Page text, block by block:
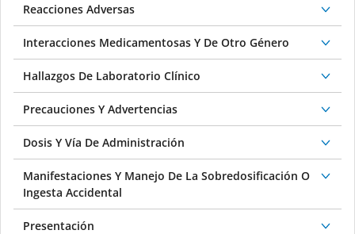
Reacciones Adversas
Interacciones Medicamentosas Y De Otro Género
Hallazgos De Laboratorio Clínico
Precauciones Y Advertencias
Dosis Y Vía De Administración
Manifestaciones Y Manejo De La Sobredosificación O
Ingesta Accidental
Presentación